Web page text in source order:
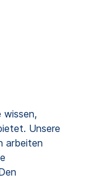
wissen,
Unsere
arbeiten